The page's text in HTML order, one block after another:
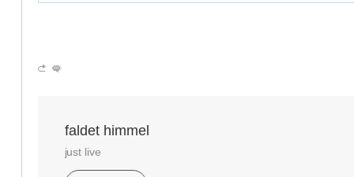
faldet himmel
just live